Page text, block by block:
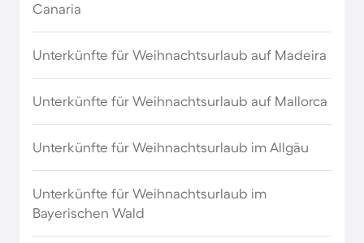
Unterkünfte für Weihnachten in Mexiko
Canaria
Unterkünfte für Weihnachtsurlaub auf Madeira
Unterkünfte für Weihnachtsurlaub auf Mallorca
Unterkünfte für Weihnachtsurlaub im Allgäu
Unterkünfte für Weihnachtsurlaub im
Bayerischen Wald